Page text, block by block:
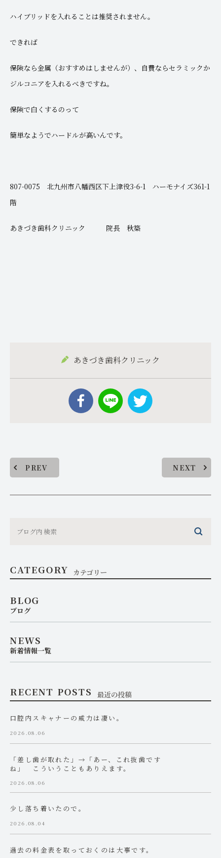
ハイブリッドを入れることは推奨されません。
できれば
保険なら金属（おすすめはしませんが）、自費ならセラミックか
ジルコニアを入れるべきですね。
保険で白くするのって
簡単なようでハードルが高いんです。
807-0075 北九州市八幡西区下上津役3-6-1 ハーモナイズ361-1
階
あきづき歯科クリニック 院長 秋築
あきづき歯科クリニック
PREV NEXT
CATEGORY カテゴリー
BLOG
ブログ
NEWS
新着情報一覧
RECENT POSTS 最近の投稿
口腔内スキャナーの威力は凄い。
2026.08.06
「差し歯が取れた」→「あー、これ抜歯です
ね」 こういうこともありえます。
2026.08.06
少し落ち着いたので。
2026.08.04
過去の料金表を取っておくのは大事です。